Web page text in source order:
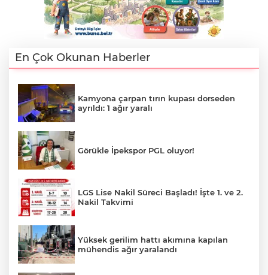
En Çok Okunan Haberler
Kamyona çarpan tırın kupası dorseden
ayrıldı: 1 ağır yaralı
Görükle İpekspor PGL oluyor!
LGS Lise Nakil Süreci Başladı! İşte 1. ve 2.
Nakil Takvimi
Yüksek gerilim hattı akımına kapılan
mühendis ağır yaralandı